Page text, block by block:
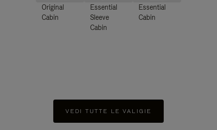
Original
Cabin
Essential
Sleeve
Cabin
Essential
Cabin
VEDI TUTTE LE VALIGIE